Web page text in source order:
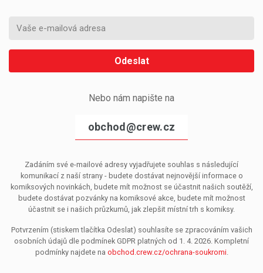
Odeslat
Nebo nám napište na
obchod@crew.cz
Zadáním své e-mailové adresy vyjadřujete souhlas s následující
komunikací z naší strany - budete dostávat nejnovější informace o
komiksových novinkách, budete mít možnost se účastnit našich soutěží,
budete dostávat pozvánky na komiksové akce, budete mít možnost
účastnit se i našich průzkumů, jak zlepšit místní trh s komiksy.
Potvrzením (stiskem tlačítka Odeslat) souhlasíte se zpracováním vašich
osobních údajů dle podmínek GDPR platných od 1. 4. 2026. Kompletní
podmínky najdete na obchod.crew.cz/ochrana-soukromi.